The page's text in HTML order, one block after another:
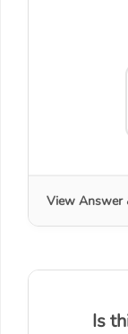
View Answer
Is